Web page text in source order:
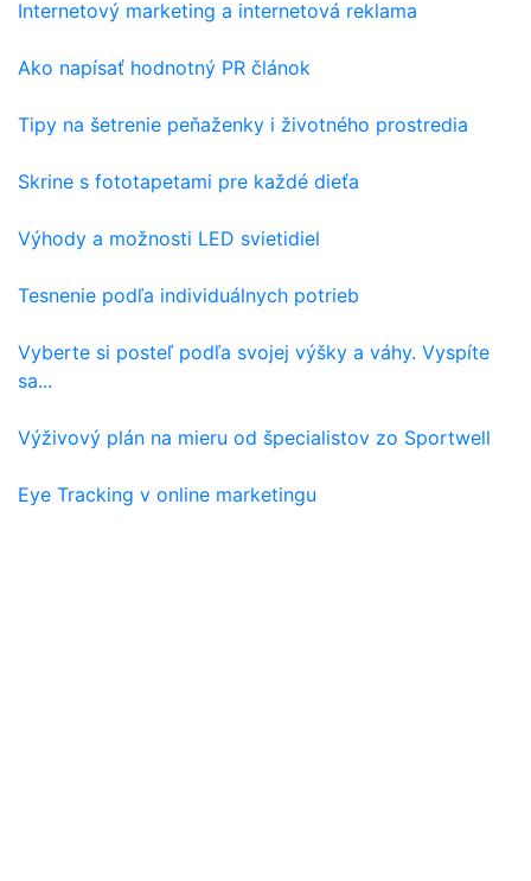
Internetový marketing a internetová reklama
Ako napísať hodnotný PR článok
Tipy na šetrenie peňaženky i životného prostredia
Skrine s fototapetami pre každé dieťa
Výhody a možnosti LED svietidiel
Tesnenie podľa individuálnych potrieb
Vyberte si posteľ podľa svojej výšky a váhy. Vyspíte
sa...
Výživový plán na mieru od špecialistov zo Sportwell
Eye Tracking v online marketingu